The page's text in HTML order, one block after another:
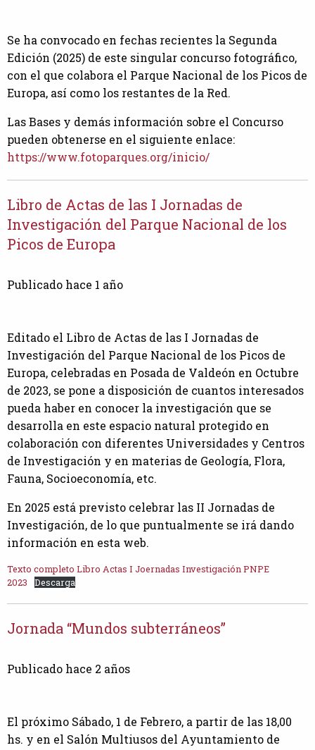
Se ha convocado en fechas recientes la Segunda
Edición (2025) de este singular concurso fotográfico,
con el que colabora el Parque Nacional de los Picos de
Europa, así como los restantes de la Red.
Las Bases y demás información sobre el Concurso
pueden obtenerse en el siguiente enlace:
https://www.fotoparques.org/inicio/
Libro de Actas de las I Jornadas de
Investigación del Parque Nacional de los
Picos de Europa
Publicado hace 1 año
Editado el Libro de Actas de las I Jornadas de
Investigación del Parque Nacional de los Picos de
Europa, celebradas en Posada de Valdeón en Octubre
de 2023, se pone a disposición de cuantos interesados
pueda haber en conocer la investigación que se
desarrolla en este espacio natural protegido en
colaboración con diferentes Universidades y Centros
de Investigación y en materias de Geología, Flora,
Fauna, Socioeconomía, etc.
En 2025 está previsto celebrar las II Jornadas de
Investigación, de lo que puntualmente se irá dando
información en esta web.
Texto completo Libro Actas I Joernadas Investigación PNPE
2023
Descarga
Jornada “Mundos subterráneos”
Publicado hace 2 años
El próximo Sábado, 1 de Febrero, a partir de las 18,00
hs. y en el Salón Multiusos del Ayuntamiento de